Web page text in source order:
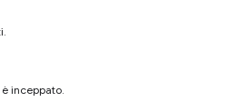
inceppato.